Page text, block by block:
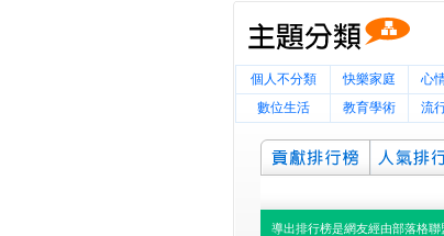
個人不分類 快樂家庭 心
數位生活
教育學術 流
導出排行榜是網友經由部落格